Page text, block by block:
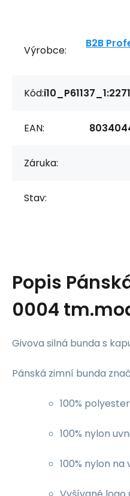
Výrobce:
B2B
Kód:
EAN:
Záruka:
Stav:
Popis
0004
Givova silná bunda s
Pánská zimní bunda
100%
100% nylon
100% nylon